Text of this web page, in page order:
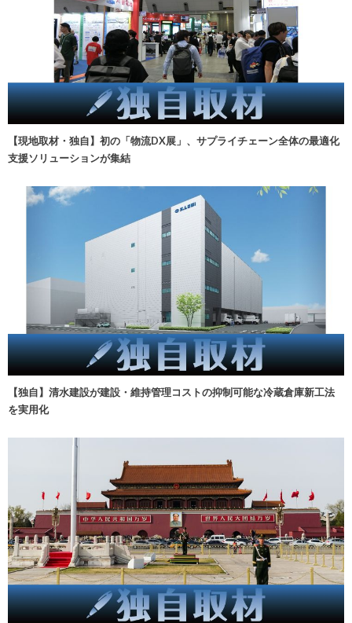
【現地取材・独自】初の「物流DX展」、サプライチェーン全体の最適化
支援ソリューションが集結
【独自】清水建設が建設・維持管理コストの抑制可能な冷蔵倉庫新工法
を実用化